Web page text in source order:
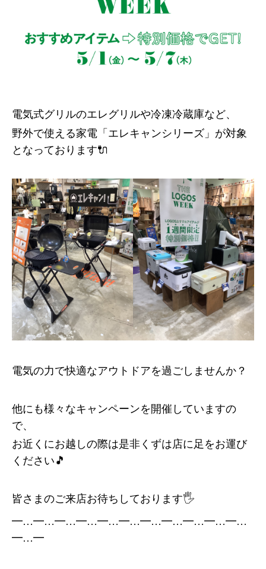
電気式グリルのエレグリルや冷凍冷蔵庫など、
野外で使える家電「エレキャンシリーズ」が対象
となっております🔌
電気の力で快適なアウトドアを過ごしませんか？
他にも様々なキャンペーンを開催していますの
で、
お近くにお越しの際は是非くずは店に足をお運び
ください🎵
皆さまのご来店お待ちしております🖐️
━…━…━…━…━…━…━…━…━…━…━…
━…━